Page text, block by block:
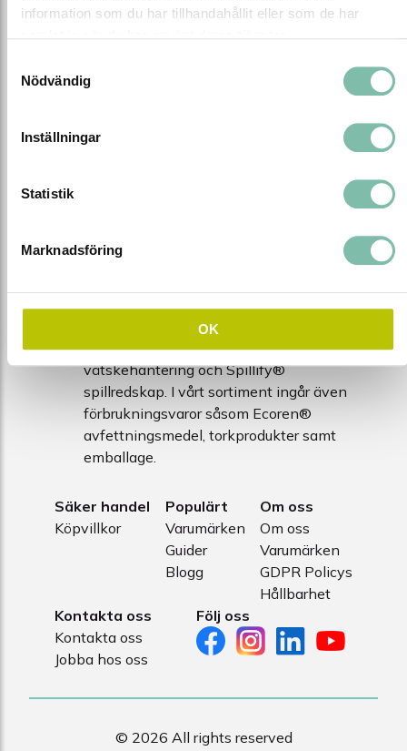
information som du har tillhandahållit eller som de har
Nödvändig
Inställningar
Statistik
Marknadsföring
OK
leverantör av produkter och kunskap för
hållbar miljösäkerhet. Vi erbjuder
kompletta helhetslösningar inom
vätskehantering och Spillify®
spillredskap. I vårt sortiment ingår även
förbrukningsvaror såsom Ecoren®
avfettningsmedel, torkprodukter samt
emballage.
Säker handel
Köpvillkor
Populärt
Varumärken
Guider
Blogg
Om oss
Om oss
Varumärken
GDPR Policys
Hållbarhet
Kontakta oss
Kontakta oss
Jobba hos oss
Följ oss
© 2026 All rights reserved